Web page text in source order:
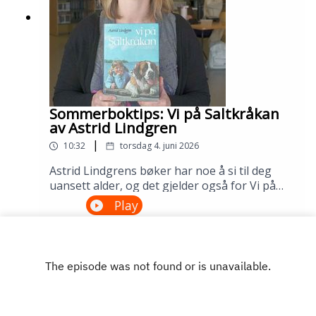
Sommerboktips: Vi på Saltkråkan
av Astrid Lindgren
10:32 | torsdag 4. juni 2026
Astrid Lindgrens bøker har noe å si til deg
uansett alder, og det gjelder også for Vi på
Saltkråkan. Dette er den eneste Lindgren-
boken som ble skrevet etter filmatiseringen,
generasjon. Lån den på biblioteket ditt!---
Innspilt på Sandnes bibliotek i april
Play